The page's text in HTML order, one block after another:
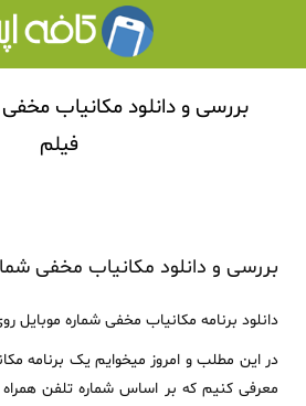
بررسی و دانلود مکانیاب مخفی
فیلم
بررسی و دانلود مکانیاب مخفی
دانلود برنامه مکانیاب مخفی شماره موبایل
در این مطلب و امروز میخوایم یک برنامه
معرفی کنیم که بر اساس شماره تلفن همراه